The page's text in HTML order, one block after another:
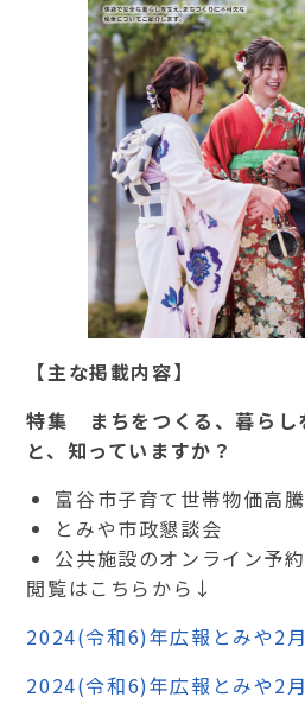
【主な掲載内容】
特集 まちをつくる、暮らし
と、知っていますか？
富谷市子育て世帯物価高
とみや市政懇談会
公共施設のオンライン予
閲覧はこちらから↓
2024(令和6)年広報とみや2
2024(令和6)年広報とみや2